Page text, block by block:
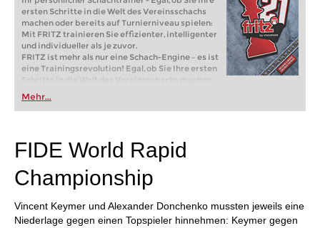
ersten Schritte in die Welt des Vereinsschachs
machen oder bereits auf Turnierniveau spielen:
Mit FRITZ trainieren Sie effizienter, intelligenter
und individueller als je zuvor.
FRITZ ist mehr als nur eine Schach-Engine – es ist
eine Trainingsrevolution! Egal, ob Sie Ihre ersten
Schritte in die Welt des Vereinsschachs machen
oder bereits auf Turnierniveau spielen: Mit
FRITZ trainieren Sie effizienter, intelligenter und
individueller als je zuvor.
Mehr...
FIDE World Rapid
Championship
Vincent Keymer und Alexander Donchenko mussten jeweils eine
Niederlage gegen einen Topspieler hinnehmen: Keymer gegen